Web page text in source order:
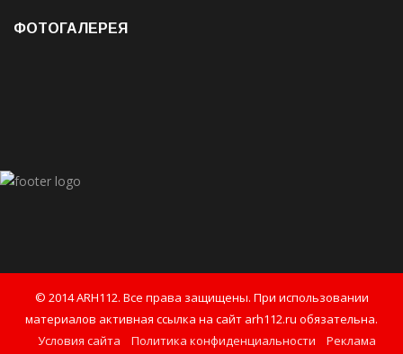
ФОТОГАЛЕРЕЯ
© 2014 ARH112. Все права защищены. При использовании
материалов активная ссылка на сайт arh112.ru обязательна.
Условия сайта
Политика конфиденциальности
Реклама